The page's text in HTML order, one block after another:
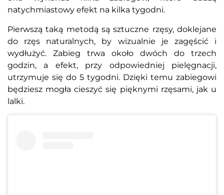
natychmiastowy efekt na kilka tygodni.
Pierwszą taką metodą są sztuczne rzęsy, doklejane
do rzęs naturalnych, by wizualnie je zagęścić i
wydłużyć. Zabieg trwa około dwóch do trzech
godzin, a efekt, przy odpowiedniej pielęgnacji,
utrzymuje się do 5 tygodni. Dzięki temu zabiegowi
będziesz mogła cieszyć się pięknymi rzęsami, jak u
lalki.